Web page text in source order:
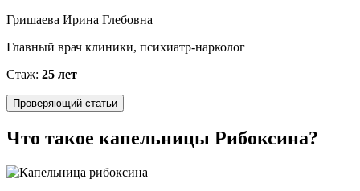
Гришаева Ирина Глебовна
Главный врач клиники, психиатр-нарколог
Стаж: 25 лет
Проверяющий статьи
Что такое капельницы Рибоксина?